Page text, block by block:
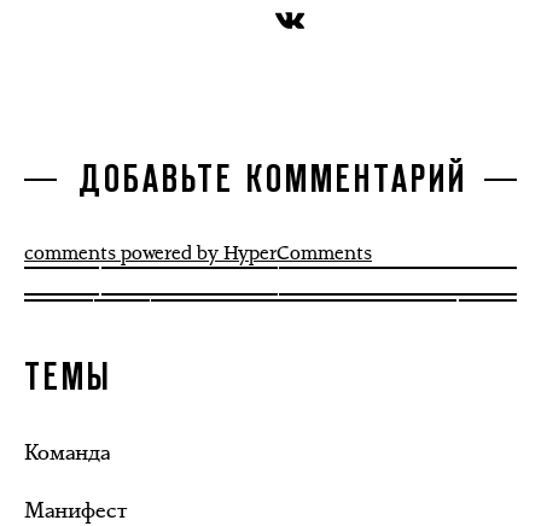
ДОБАВЬТЕ КОММЕНТАРИЙ
comments powered by HyperComments
ТЕМЫ
Команда
Манифест